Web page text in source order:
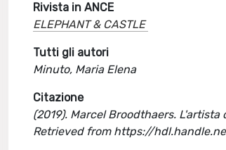
Rivista in ANCE
ELEPHANT & CASTLE
Tutti gli autori
Minuto, Maria Elena
Citazione
(2019). Marcel Broodthaers.
Retrieved from https://